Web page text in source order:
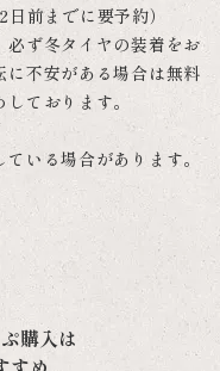
前までに要予約）
必ず冬タイヤの装着をお
不安がある場合は無料
ております。
いる場合があります。
購入は